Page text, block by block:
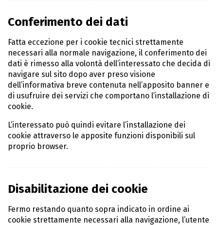
Conferimento dei dati
Fatta eccezione per i cookie tecnici strettamente
necessari alla normale navigazione, il conferimento dei
dati è rimesso alla volontà dell’interessato che decida di
navigare sul sito dopo aver preso visione
dell’informativa breve contenuta nell’apposito banner e
di usufruire dei servizi che comportano l’installazione di
cookie.
L’interessato può quindi evitare l’installazione dei
cookie attraverso le apposite funzioni disponibili sul
proprio browser.
Disabilitazione dei cookie
Fermo restando quanto sopra indicato in ordine ai
cookie strettamente necessari alla navigazione, l’utente